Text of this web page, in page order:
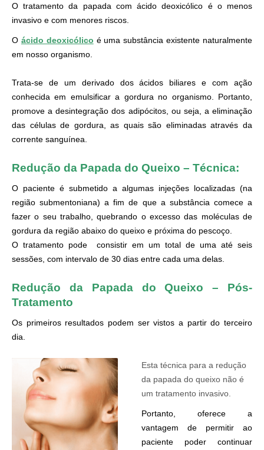
O tratamento da papada com ácido deoxicólico é o menos
invasivo e com menores riscos.
O ácido deoxicólico é uma substância existente naturalmente
em nosso organismo.
Trata-se de um derivado dos ácidos biliares e com ação
conhecida em emulsificar a gordura no organismo. Portanto,
promove a desintegração dos adipócitos, ou seja, a eliminação
das células de gordura, as quais são eliminadas através da
corrente sanguínea.
Redução da Papada do Queixo – Técnica:
O paciente é submetido a algumas injeções localizadas (na
região submentoniana) a fim de que a substância comece a
fazer o seu trabalho, quebrando o excesso das moléculas de
gordura da região abaixo do queixo e próxima do pescoço.
O tratamento pode consistir em um total de uma até seis
sessões, com intervalo de 30 dias entre cada uma delas.
Redução da Papada do Queixo – Pós-
Tratamento
Os primeiros resultados podem ser vistos a partir do terceiro
dia.
Esta técnica para a redução
da papada do queixo não é
um tratamento invasivo.
Portanto, oferece a
vantagem de permitir ao
paciente poder continuar